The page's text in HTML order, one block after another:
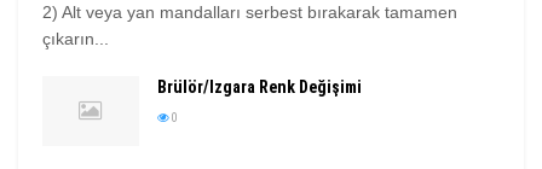
2) Alt veya yan mandalları serbest bırakarak tamamen
çıkarın...
Brülör/Izgara Renk Değişimi
0